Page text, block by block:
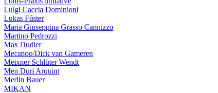
Luigi Caccia Dominioni
Lukas Fúster
Maria Giuseppina Grasso Cannizzo
Martino Pedrozzi
Max Dudler
Mecanoo/Dick van Gameren
Meixner Schlüter Wendt
Men Duri Arquint
Merlin Bauer
MIKAN